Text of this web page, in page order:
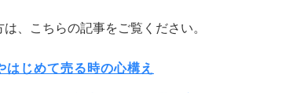
、こちらの記事をご覧ください。
じめて売る時の心構え